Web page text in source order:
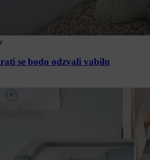
se bodo odzvali vabilu